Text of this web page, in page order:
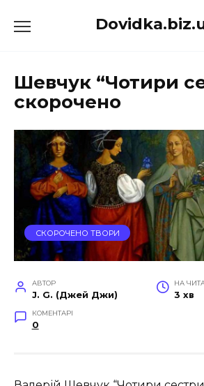
до
Шевчук “Чотири
скорочено
СКОРОЧЕНО ТВОРИ
АВТОР
J. G. (Джей Джи)
НА
3 хв
КОМЕНТАРІ
0